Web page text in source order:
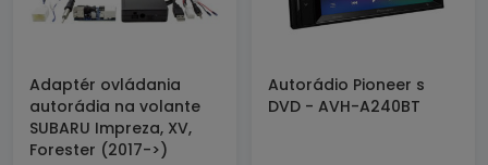
Adaptér ovládania
autorádia na volante
SUBARU Impreza, XV,
Forester (2017->)
Autorádio Pioneer s
DVD - AVH-A240BT